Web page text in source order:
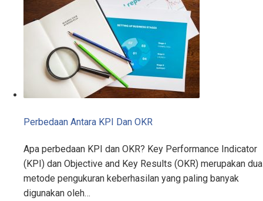
Perbedaan Antara KPI Dan OKR
Apa perbedaan KPI dan OKR? Key Performance Indicator
(KPI) dan Objective and Key Results (OKR) merupakan dua
metode pengukuran keberhasilan yang paling banyak
digunakan oleh…